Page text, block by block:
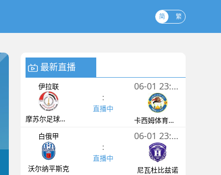
简 繁
最新直播
伊拉联
摩苏尔足球俱乐部
:
直播中
06-01 23:00
卡西姆体育俱乐部
白俄甲
沃尔纳平斯克
:
直播中
06-01 23:00
尼瓦杜比兹诺